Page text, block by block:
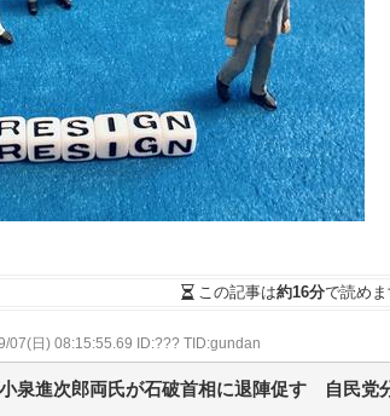
ん、マレーシアに移住ｗｗｗｗ
ｗｗｗｗｗｗｗｗｗｗｗ / NEW
！ NEW! (8/7 08:00)
子、38kgまでダイエットしてま
まとめサイトアンテナ！ NEW!
るソフトバンクの一人勝ち？パ
年のペナントレースのリアルな
テナ！ NEW! (8/7 07:17)
の薬作りました」←どんな名前に
ら / 2chまとめアンテナ！ NEW!
の置くだけセルフレジ、スーパ
とめアンテナ！ NEW! (8/7 07:17)
たいのに、家族が猛反対。家族
を接種
忌避と
因は若
めMAP(
19歳
人続出 /
ジャン
信じて
まとめア
出”へ！
この記事は約16分で読めま
07(日) 08:15:55.69 ID:??? TID:gundan
小泉進次郎両氏が石破首相に退陣促す 自民党